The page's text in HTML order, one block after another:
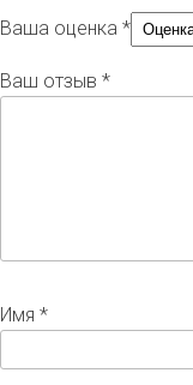
Ваша оценка *
Ваш отзыв *
Имя *